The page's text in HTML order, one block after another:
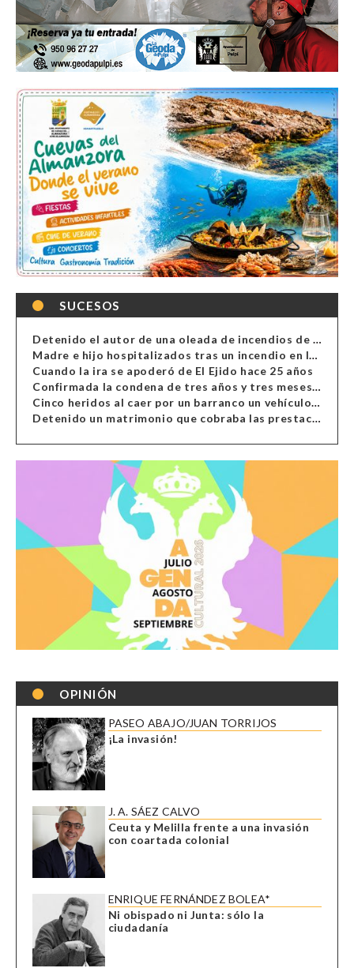
SUCESOS
Detenido el autor de una oleada de incendios de contenedores en Almería
Madre e hijo hospitalizados tras un incendio en la cocina de una vivienda en Almería
Cuando la ira se apoderó de El Ejido hace 25 años
Confirmada la condena de tres años y tres meses al hombre de Antas acusado de xenofobia
Cinco heridos al caer por un barranco un vehículo en Alcolea
Detenido un matrimonio que cobraba las prestaciones de ilegales en Almería, Granada, Málaga, Huelva y Murcia
OPINIÓN
PASEO ABAJO/JUAN TORRIJOS
¡La invasión!
J. A. SÁEZ CALVO
Ceuta y Melilla frente a una invasión
con coartada colonial
ENRIQUE FERNÁNDEZ BOLEA*
Ni obispado ni Junta: sólo la
ciudadanía